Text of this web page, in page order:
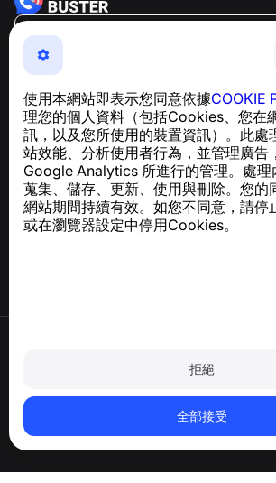
使用本網站即表示您同意依據COOKIE
理您的個人資料（包括Cookies、您在
訊，以及您所使用的裝置資訊）。此處
站效能、分析使用者行為，並管理廣告
Google Analytics 所進行的管理。處理
蒐集、儲存、更新、使用與刪除。您的
網站期間持續有效。如您不同意，請停
或在瀏覽器設定中停用Cookies。
拒絕
全部接受
NumBuster © 2013—2026 ·
及騷擾內容
關於 GDPR 合規的諮詢：
說明中心
新聞與文章
關於專案
聯絡方式
刪除帳戶和個人資料